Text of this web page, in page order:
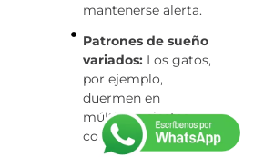
mantenerse alerta.
Patrones de sueño
variados:Los gatos,
por ejemplo,
duermen en
múltiples siestas
cortas durante el día.